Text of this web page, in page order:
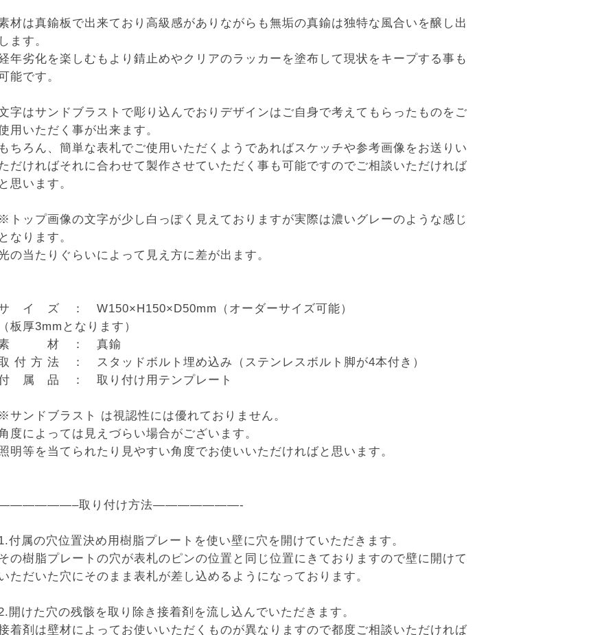
材は真鍮板で出来ており高級感がありながらも無垢の真鍮は独特な風合いを醸し出
ます。
年劣化を楽しむもより錆止めやクリアのラッカーを塗布して現状をキープする事も
能です。
字はサンドブラストで彫り込んでおりデザインはご自身で考えてもらったものをご
用いただく事が出来ます。
ちろん、簡単な表札でご使用いただくようであればスケッチや参考画像をお送りい
だければそれに合わせて製作させていただく事も可能ですのでご相談いただければ
思います。
トップ画像の文字が少し白っぽく見えておりますが実際は濃いグレーのような感じ
なります。
の当たりぐらいによって見え方に差が出ます。
イ ズ ： W150×H150×D50mm（オーダーサイズ可能）
板厚3mmとなります）
材 ： 真鍮
付 方 法 ： スタッドボルト埋め込み（ステンレスボルト脚が4本付き）
属 品 ： 取り付け用テンプレート
サンドブラスト は視認性には優れておりません。
度によっては見えづらい場合がございます。
明等を当てられたり見やすい角度でお使いいただければと思います。
取り付け方法———————-
付属の穴位置決め用樹脂プレートを使い壁に穴を開けていただきます。
の樹脂プレートの穴が表札のピンの位置と同じ位置にきておりますので壁に開けて
ただいた穴にそのまま表札が差し込めるようになっております。
開けた穴の残骸を取り除き接着剤を流し込んでいただきます。
着剤は壁材によってお使いいただくものが異なりますので都度ご相談いただければ